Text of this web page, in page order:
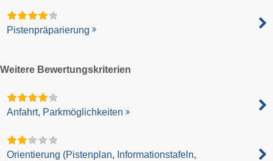
Pistenpräparierung
Weitere Bewertungskriterien
Anfahrt, Parkmöglichkeiten
Orientierung (Pistenplan, Informationstafeln,